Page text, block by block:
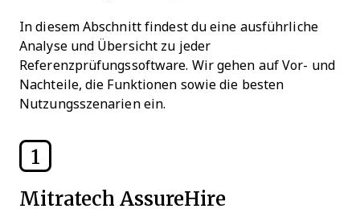
In diesem Abschnitt findest du eine ausführliche
Analyse und Übersicht zu jeder
Referenzprüfungssoftware. Wir gehen auf Vor- und
Nachteile, die Funktionen sowie die besten
Nutzungsszenarien ein.
1
Mitratech AssureHire